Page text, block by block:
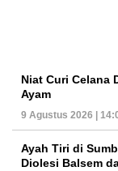
Niat Curi Celana
Ayam
9 Agustus 2026 |
Ayah Tiri di
Diolesi Balsem